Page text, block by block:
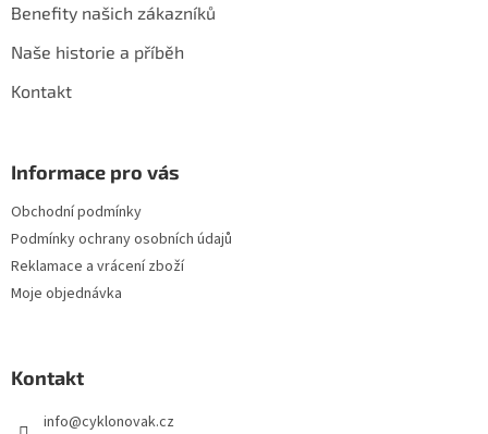
Benefity našich zákazníků
Naše historie a příběh
Kontakt
Informace pro vás
Obchodní podmínky
Podmínky ochrany osobních údajů
Reklamace a vrácení zboží
Moje objednávka
Kontakt
info@cyklonovak.cz